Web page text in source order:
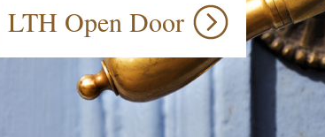
LTH Open Door